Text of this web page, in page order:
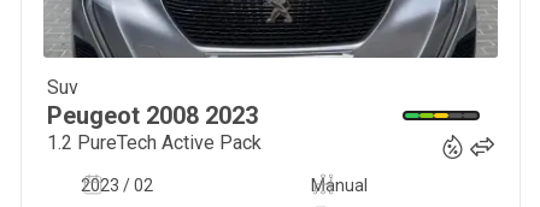
Suv
Peugeot 2008 2023
1.2 PureTech Active Pack
2023 / 02
Manual